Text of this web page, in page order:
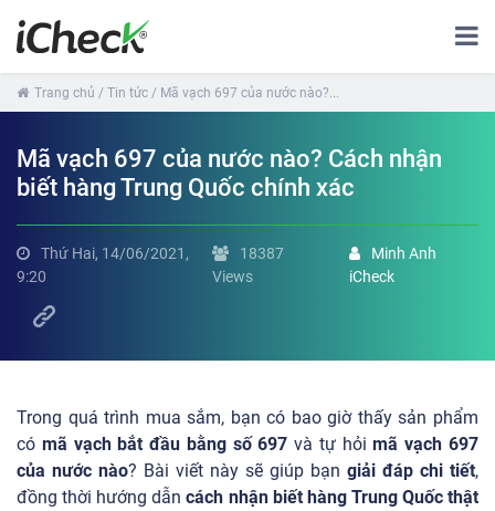
Trang chủ / Tin tức / Mã vạch 697 của nước nào?...
Mã vạch 697 của nước nào? Cách nhận
biết hàng Trung Quốc chính xác
Thứ Hai, 14/06/2021,
9:20
18387
Views
Minh Anh
iCheck
Trong quá trình mua sắm, bạn có bao giờ thấy sản phẩm
có mã vạch bắt đầu bằng số 697 và tự hỏimã vạch 697
của nước nào? Bài viết này sẽ giúp bạn giải đáp chi tiết,
đồng thời hướng dẫncách nhận biết hàng Trung Quốc thật